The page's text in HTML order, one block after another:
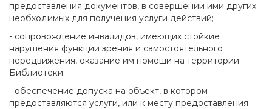
предоставления документов, в совершении ими других
необходимых для получения услуги действий;
- сопровождение инвалидов, имеющих стойкие
нарушения функции зрения и самостоятельного
передвижения, оказание им помощи на территории
Библиотеки;
- обеспечение допуска на объект, в котором
предоставляются услуги, или к месту предоставления